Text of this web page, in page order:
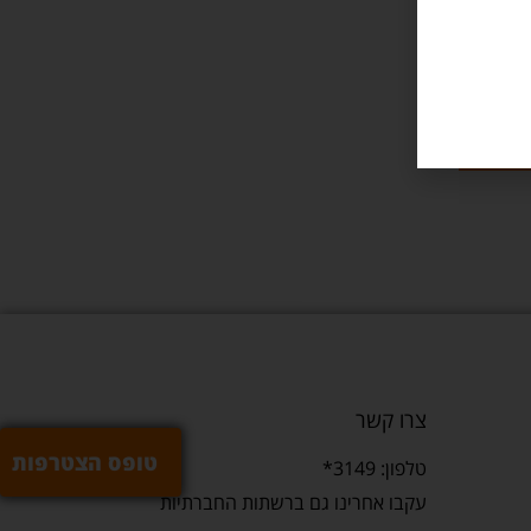
טופס הצטרפות
צרו קשר
טלפון: 3149*
עקבו אחרינו גם ברשתות החברתיות